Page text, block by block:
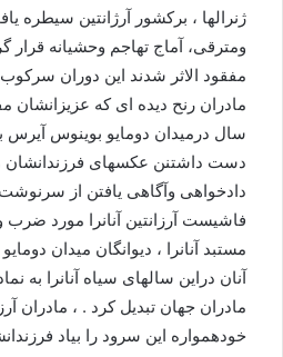
ژنرالها ، برکشور آرژانتین
ومترقی، آماج تهاجم وحشیانه قرار
سال درمیدان دومایو بوینوس آیرس
دست داشتنن عکسهای فرزندانشان
دادخواهی وآگاهی یافتن از
فاشیست آرزانتین آنانرا مورد ضرب
مستبد آنانرا ، دیوانگان میدان
آنان دراین سالهای سیاه آنانرا به
مادران جهان تبدیل کرد . ، مادران
خودهمواره این سرود را بیاد